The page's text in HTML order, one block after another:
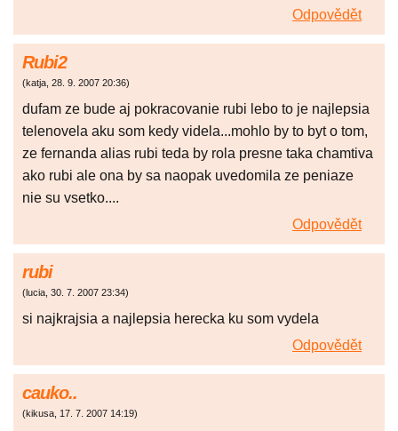
Odpovědět
Rubi2
(katja, 28. 9. 2007 20:36)
dufam ze bude aj pokracovanie rubi lebo to je najlepsia
telenovela aku som kedy videla...mohlo by to byt o tom,
ze fernanda alias rubi teda by rola presne taka chamtiva
ako rubi ale ona by sa naopak uvedomila ze peniaze
nie su vsetko....
Odpovědět
rubi
(lucia, 30. 7. 2007 23:34)
si najkrajsia a najlepsia herecka ku som vydela
Odpovědět
cauko..
(kikusa, 17. 7. 2007 14:19)